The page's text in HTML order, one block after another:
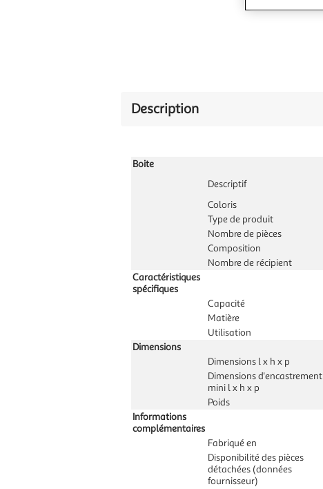
Description
Boite
Descriptif
Coloris
Type de produit
Nombre de pièces
Composition
Nombre de récipient
Caractéristiques
spécifiques
Capacité
Matière
Utilisation
Dimensions
Dimensions l x h x p
Dimensions d'encastrement
mini l x h x p
Poids
Informations
complémentaires
Fabriqué en
Disponibilité des pièces
détachées (données
fournisseur)